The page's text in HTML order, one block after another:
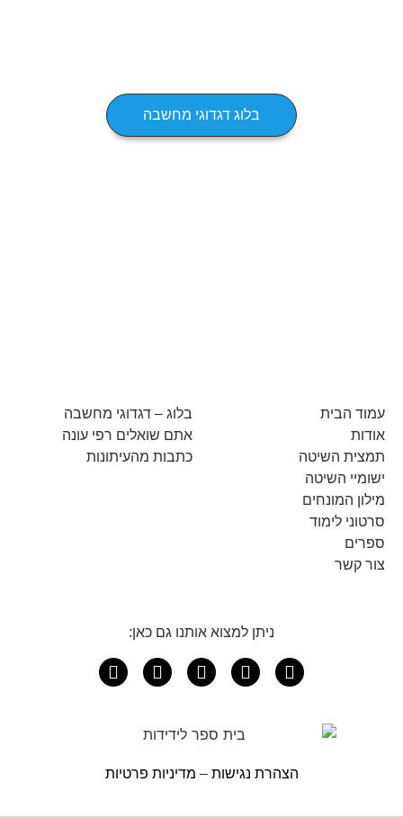
בלוג דגדוגי מחשבה
עמוד הבית
אודות
תמצית השיטה
ישומיי השיטה
מילון המונחים
סרטוני לימוד
ספרים
צור קשר
בלוג – דגדוגי מחשבה
אתם שואלים רפי עונה
כתבות מהעיתונות
ניתן למצוא אותנו גם כאן:
הצהרת נגישות – מדיניות פרטיות